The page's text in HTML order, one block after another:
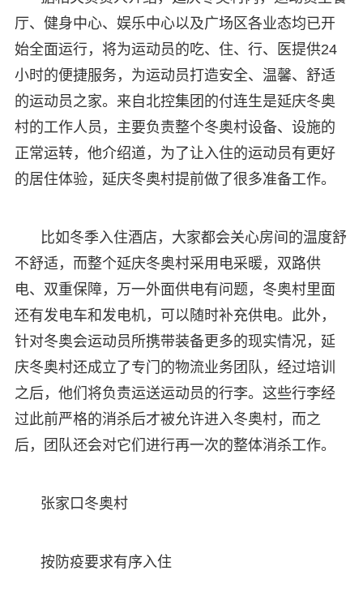
厅、健身中心、娱乐中心以及广场区各业态均已开
始全面运行，将为运动员的吃、住、行、医提供24
小时的便捷服务，为运动员打造安全、温馨、舒适
的运动员之家。来自北控集团的付连生是延庆冬奥
村的工作人员，主要负责整个冬奥村设备、设施的
正常运转，他介绍道，为了让入住的运动员有更好
的居住体验，延庆冬奥村提前做了很多准备工作。
比如冬季入住酒店，大家都会关心房间的温度舒
不舒适，而整个延庆冬奥村采用电采暖，双路供
电、双重保障，万一外面供电有问题，冬奥村里面
还有发电车和发电机，可以随时补充供电。此外，
针对冬奥会运动员所携带装备更多的现实情况，延
庆冬奥村还成立了专门的物流业务团队，经过培训
之后，他们将负责运送运动员的行李。这些行李经
过此前严格的消杀后才被允许进入冬奥村，而之
后，团队还会对它们进行再一次的整体消杀工作。
张家口冬奥村
按防疫要求有序入住